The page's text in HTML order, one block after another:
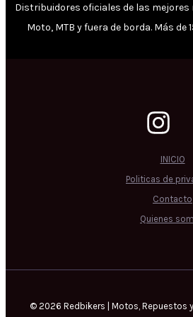
Distribuidores oficiales de las
Moto, MTB y fuera de borda. Más de
INICIO
Politicas de
Contacto
Quienes
© 2026 Redbikers | Motos, Repuestos